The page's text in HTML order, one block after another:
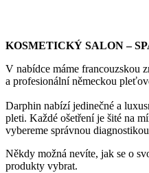
KOSMETICKÝ SALON –
V nabídce máme francouzskou
a profesionální německou
Darphin nabízí jedinečné a
pleti. Každé ošetření je šité na
vybereme správnou
Někdy možná nevíte, jak se o
produkty vybrat.